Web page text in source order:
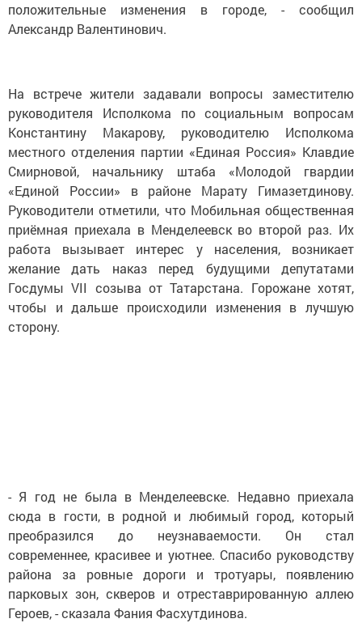
положительные изменения в городе, - сообщил
Александр Валентинович.
На встрече жители задавали вопросы заместителю
руководителя Исполкома по социальным вопросам
Константину Макарову, руководителю Исполкома
местного отделения партии «Единая Россия» Клавдие
Смирновой, начальнику штаба «Молодой гвардии
«Единой России» в районе Марату Гимазетдинову.
Руководители отметили, что Мобильная общественная
приёмная приехала в Менделеевск во второй раз. Их
работа вызывает интерес у населения, возникает
желание дать наказ перед будущими депутатами
Госдумы VII созыва от Татарстана. Горожане хотят,
чтобы и дальше происходили изменения в лучшую
сторону.
- Я год не была в Менделеевске. Недавно приехала
сюда в гости, в родной и любимый город, который
преобразился до неузнаваемости. Он стал
современнее, красивее и уютнее. Спасибо руководству
района за ровные дороги и тротуары, появлению
парковых зон, скверов и отреставрированную аллею
Героев, - сказала Фания Фасхутдинова.